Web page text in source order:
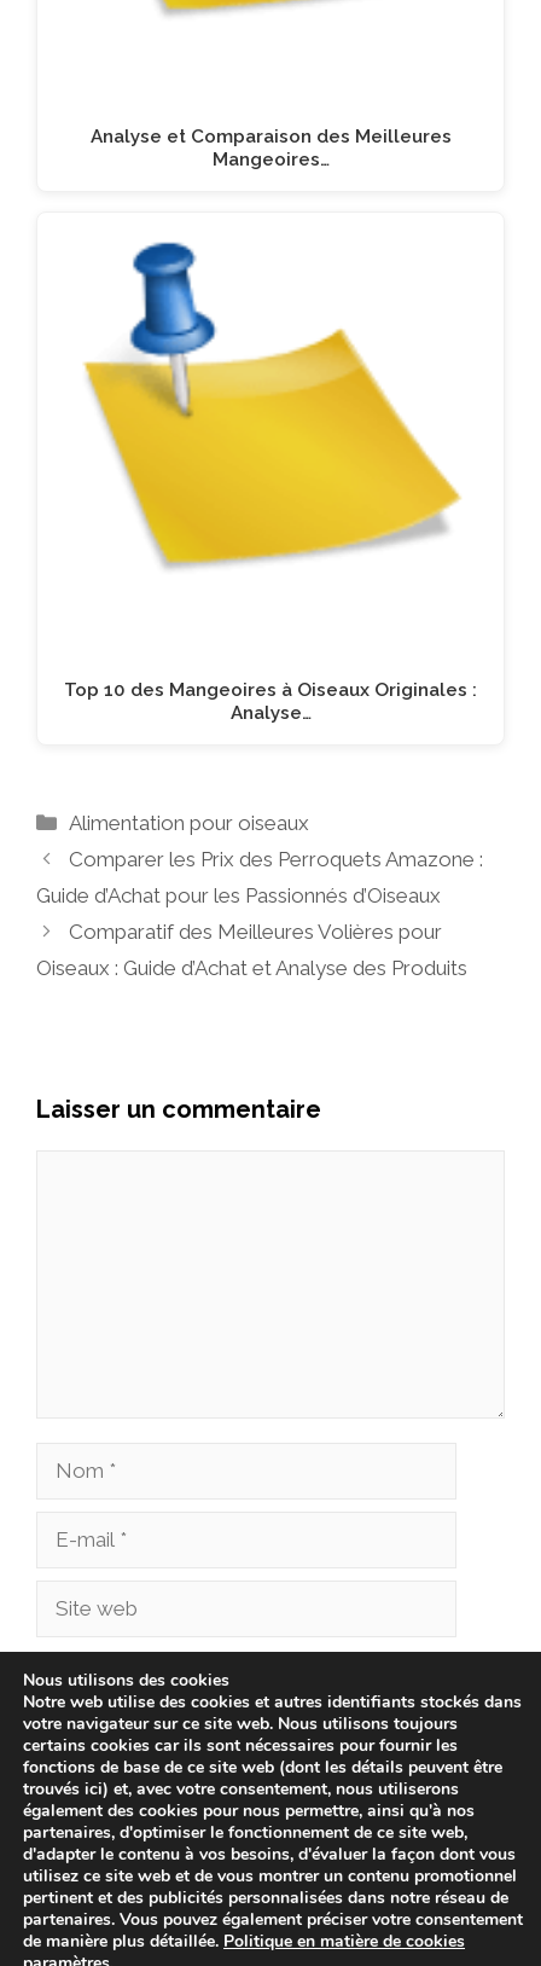
Analyse et Comparaison des Meilleures
Mangeoires…
Top 10 des Mangeoires à Oiseaux Originales :
Analyse…
Catégories
Alimentation pour oiseaux
Comparer les Prix des Perroquets Amazone :
Guide d’Achat pour les Passionnés d’Oiseaux
Comparatif des Meilleures Volières pour
Oiseaux : Guide d’Achat et Analyse des Produits
Laisser un commentaire
Nom
Site
Enregistrer mon nom, mon e-mail et mon site
dans le navigateur pour mon prochain
commentaire.
Nous utilisons des cookies
Notre web utilise des cookies et autres identifiants stockés dans
votre navigateur sur ce site web. Nous utilisons toujours
certains cookies car ils sont nécessaires pour fournir les
fonctions de base de ce site web (dont les détails peuvent être
trouvés ici) et, avec votre consentement, nous utiliserons
également des cookies pour nous permettre, ainsi qu'à nos
partenaires, d'optimiser le fonctionnement de ce site web,
d'adapter le contenu à vos besoins, d'évaluer la façon dont vous
utilisez ce site web et de vous montrer un contenu promotionnel
pertinent et des publicités personnalisées dans notre réseau de
partenaires. Vous pouvez également préciser votre consentement
de manière plus détaillée. Politique en matière de cookies